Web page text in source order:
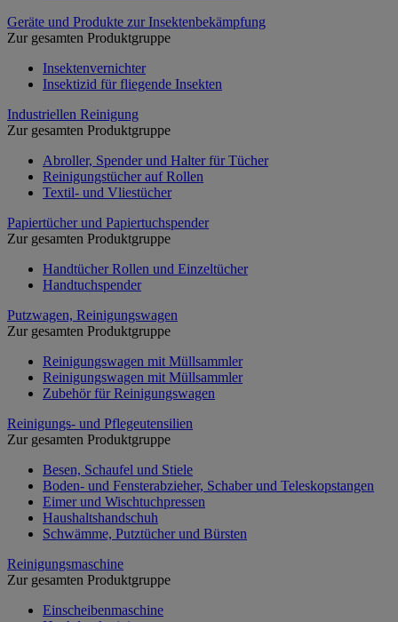
Geräte und Produkte zur Insektenbekämpfung
Zur gesamten Produktgruppe
Insektenvernichter
Insektizid für fliegende Insekten
Industriellen Reinigung
Zur gesamten Produktgruppe
Abroller, Spender und Halter für Tücher
Reinigungstücher auf Rollen
Textil- und Vliestücher
Papiertücher und Papiertuchspender
Zur gesamten Produktgruppe
Handtücher Rollen und Einzeltücher
Handtuchspender
Putzwagen, Reinigungswagen
Zur gesamten Produktgruppe
Reinigungswagen mit Müllsammler
Reinigungswagen mit Müllsammler
Zubehör für Reinigungswagen
Reinigungs- und Pflegeutensilien
Zur gesamten Produktgruppe
Besen, Schaufel und Stiele
Boden- und Fensterabzieher, Schaber und Teleskopstangen
Eimer und Wischtuchpressen
Haushaltshandschuh
Schwämme, Putztücher und Bürsten
Reinigungsmaschine
Zur gesamten Produktgruppe
Einscheibenmaschine